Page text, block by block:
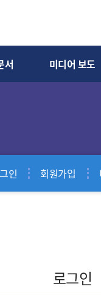
서 미디어 보도
인 회원가입
로그인